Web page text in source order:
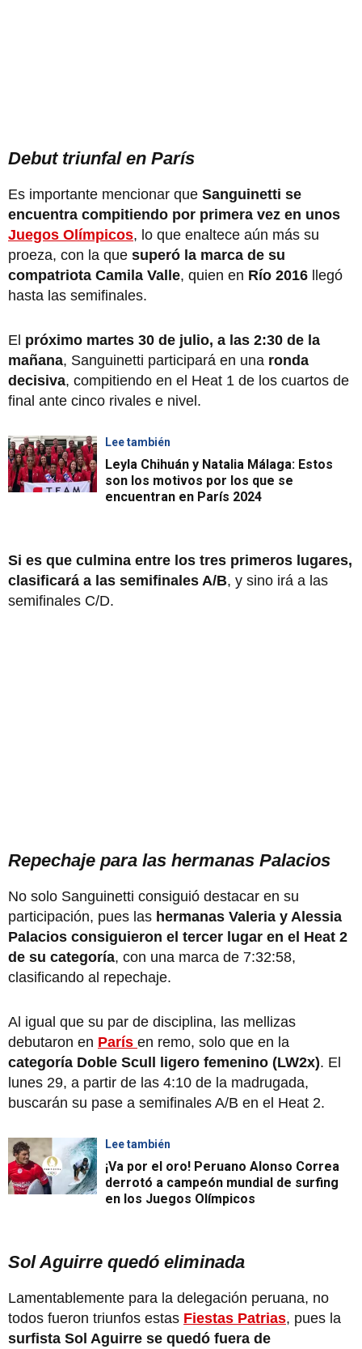
Debut triunfal en París
Es importante mencionar que Sanguinetti se
encuentra compitiendo por primera vez en unos
Juegos Olímpicos, lo que enaltece aún más su
proeza, con la que superó la marca de su
compatriota Camila Valle, quien en Río 2016 llegó
hasta las semifinales.
El próximo martes 30 de julio, a las 2:30 de la
mañana, Sanguinetti participará en una ronda
decisiva, compitiendo en el Heat 1 de los cuartos de
final ante cinco rivales e nivel.
Lee también
Leyla Chihuán y Natalia Málaga: Estos
son los motivos por los que se
encuentran en París 2024
Si es que culmina entre los tres primeros lugares,
clasificará a las semifinales A/B, y sino irá a las
semifinales C/D.
Repechaje para las hermanas Palacios
No solo Sanguinetti consiguió destacar en su
participación, pues las hermanas Valeria y Alessia
Palacios consiguieron el tercer lugar en el Heat 2
de su categoría, con una marca de 7:32:58,
clasificando al repechaje.
Al igual que su par de disciplina, las mellizas
debutaron en París en remo, solo que en la
categoría Doble Scull ligero femenino (LW2x). El
lunes 29, a partir de las 4:10 de la madrugada,
buscarán su pase a semifinales A/B en el Heat 2.
Lee también
¡Va por el oro! Peruano Alonso Correa
derrotó a campeón mundial de surfing
en los Juegos Olímpicos
Sol Aguirre quedó eliminada
Lamentablemente para la delegación peruana, no
todos fueron triunfos estas Fiestas Patrias, pues la
surfista Sol Aguirre se quedó fuera de